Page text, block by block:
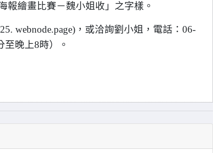
繪畫比賽－魏小姐收」之字樣。
webnode.page)，或洽詢劉小姐，電話：06-
至晚上8時）。